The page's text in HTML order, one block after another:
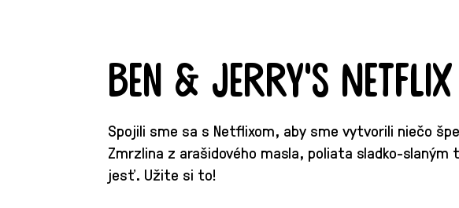
Ben & Jerry's
Spojili sme sa s Netflixom, aby sme vytvorili niečo
Zmrzlina z arašidového masla, poliata sladko-
jesť. Užite si to!